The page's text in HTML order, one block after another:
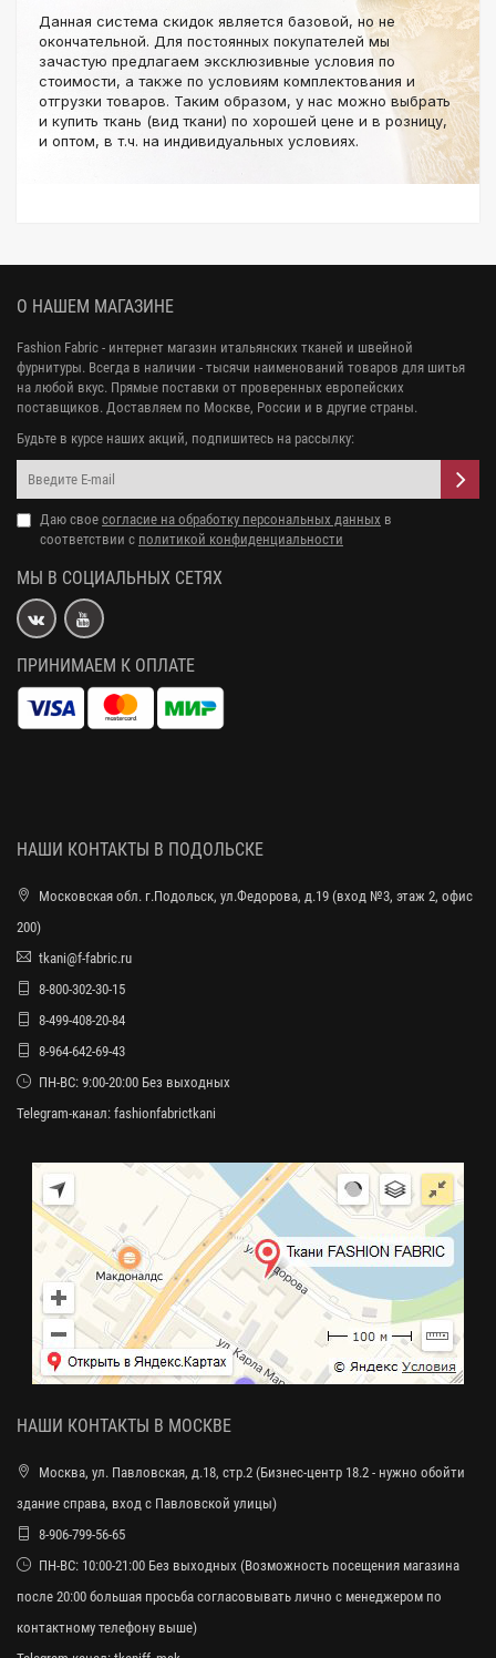
Данная система скидок является базовой, но не
окончательной. Для постоянных покупателей мы
зачастую предлагаем эксклюзивные условия по
стоимости, а также по условиям комплектования и
отгрузки товаров. Таким образом, у нас можно выбрать
и купить ткань (вид ткани) по хорошей цене и в розницу,
и оптом, в т.ч. на индивидуальных условиях.
О НАШЕМ МАГАЗИНЕ
Fashion Fabric - интернет магазин итальянских тканей и швейной
фурнитуры. Всегда в наличии - тысячи наименований товаров для шитья
на любой вкус. Прямые поставки от проверенных европейских
поставщиков. Доставляем по Москве, России и в другие страны.
Будьте в курсе наших акций, подпишитесь на рассылку:
Даю свое согласие на обработку персональных данных в
соответствии с политикой конфиденциальности
МЫ В СОЦИАЛЬНЫХ СЕТЯХ
ПРИНИМАЕМ К ОПЛАТЕ
НАШИ КОНТАКТЫ В ПОДОЛЬСКЕ
Московская обл. г.Подольск, ул.Федорова, д.19 (вход №3, этаж 2, офис
200)
tkani@f-fabric.ru
8-800-302-30-15
8-499-408-20-84
8-964-642-69-43
ПН-ВС: 9:00-20:00 Без выходных
Telegram-канал: fashionfabrictkani
НАШИ КОНТАКТЫ В МОСКВЕ
Москва, ул. Павловская, д.18, стр.2 (Бизнес-центр 18.2 - нужно обойти
здание справа, вход с Павловской улицы)
8-906-799-56-65
ПН-ВС: 10:00-21:00 Без выходных (Возможность посещения магазина
после 20:00 большая просьба согласовывать лично с менеджером по
контактному телефону выше)